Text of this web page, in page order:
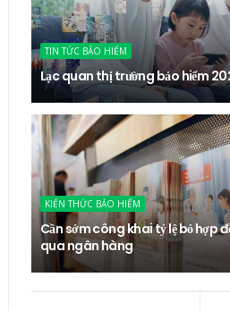
TIN TỨC BẢO HIỂM
Lạc quan thị trường bảo hiểm
KIẾN THỨC BẢO HIỂM
Cần sớm công khai tỷ lệ bỏ hợp
qua ngân hàng